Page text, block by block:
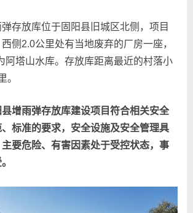
弹存放库位于固阳县旧城区北侧，项目
侧2.0公里处有当地废弃的厂房一座，
阿塔山水库。存放库距离最近的村落小
。
增雨弹存放库建设项目符合相关安全
标准的要求，安全设施及安全管理具
要危险、有害因素处于受控状态，事